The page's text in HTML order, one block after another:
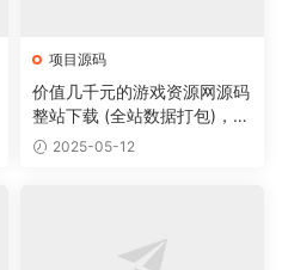
项目源码
价值几千元的游戏资源网源码
整站下载 (全站数据打包)，数
据里面有200多个宝贝。
2025-05-12